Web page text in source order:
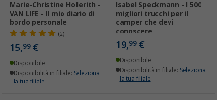
Marie-Christine Hollerith -
VAN LIFE - Il mio diario di
bordo personale
(2)
15,99 €
Disponibile
Disponibilità in filiale: Seleziona
la tua filiale
Isabel Speckmann - I 500
migliori trucchi per il
camper che devi
conoscere
19,99 €
Disponibile
Disponibilità in filiale: Seleziona
la tua filiale